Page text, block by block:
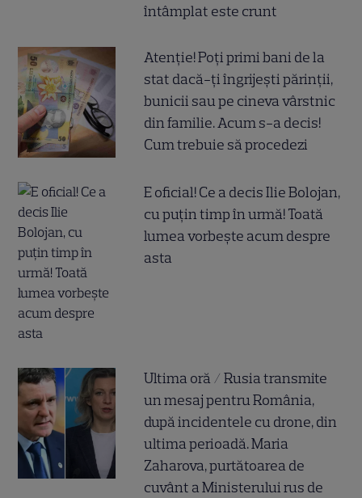
întâmplat este crunt
Atenție! Poți primi bani de la
stat dacă-ți îngrijești părinții,
bunicii sau pe cineva vârstnic
din familie. Acum s-a decis!
Cum trebuie să procedezi
E oficial! Ce a decis Ilie Bolojan,
cu puțin timp în urmă! Toată
lumea vorbește acum despre
asta
Ultima oră / Rusia transmite
un mesaj pentru România,
după incidentele cu drone, din
ultima perioadă. Maria
Zaharova, purtătoarea de
cuvânt a Ministerului rus de